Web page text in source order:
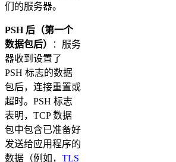
们的服务器。
PSH 后（第一个
数据包后）
：服务
器收到设置了
PSH 标志的数据
包后，连接重置或
超时。PSH 标志
表明，TCP 数据
包中包含已准备好
发送给应用程序的
数据（例如， TLS